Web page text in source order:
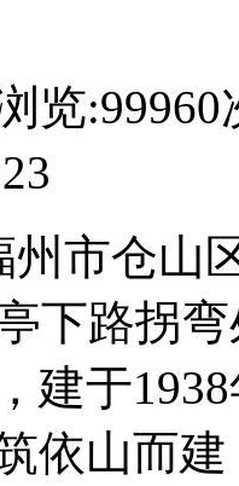
览:99960
市仓山
下路拐
建于
依山而